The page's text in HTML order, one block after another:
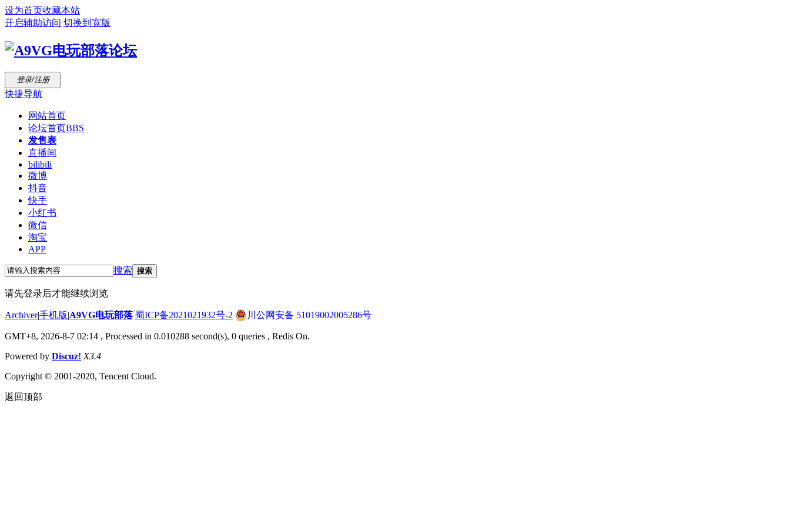
设为首页收藏本站
开启辅助访问 切换到宽版
登录/注册
快捷导航
网站首页
论坛首页BBS
发售表
直播间
bilibili
微博
抖音
快手
小红书
微信
淘宝
APP
搜索 搜索
请先登录后才能继续浏览
Archiver|手机版|A9VG电玩部落 蜀ICP备2021021932号-2 川公网安备 51019002005286号
GMT+8, 2026-8-7 02:14 , Processed in 0.010288 second(s), 0 queries , Redis On.
Powered by Discuz! X3.4
Copyright © 2001-2020, Tencent Cloud.
返回顶部